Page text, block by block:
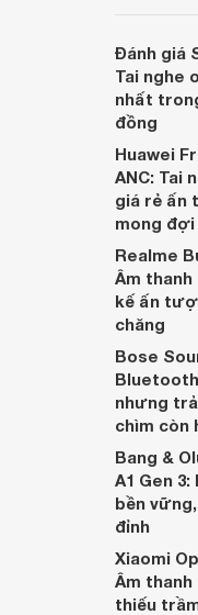
dựa trên
hai đều là
nhưng
khác nhau.
Đánh giá
Tai nghe
nhất
đồng
Huawei
ANC: Tai
giá rẻ ấn
mong đợi
Realme
Âm
kế ấn
chăng
Bose
nhưng
chìm còn
Bang &
A1 Gen
bền
đỉnh
Xiaomi
Âm
thiếu